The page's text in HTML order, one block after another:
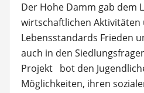
Der Hohe Damm gab dem
wirtschaftlichen Aktivitäten
Lebensstandards Frieden
auch in den
Projekt bot den
Möglichkeiten, ihren